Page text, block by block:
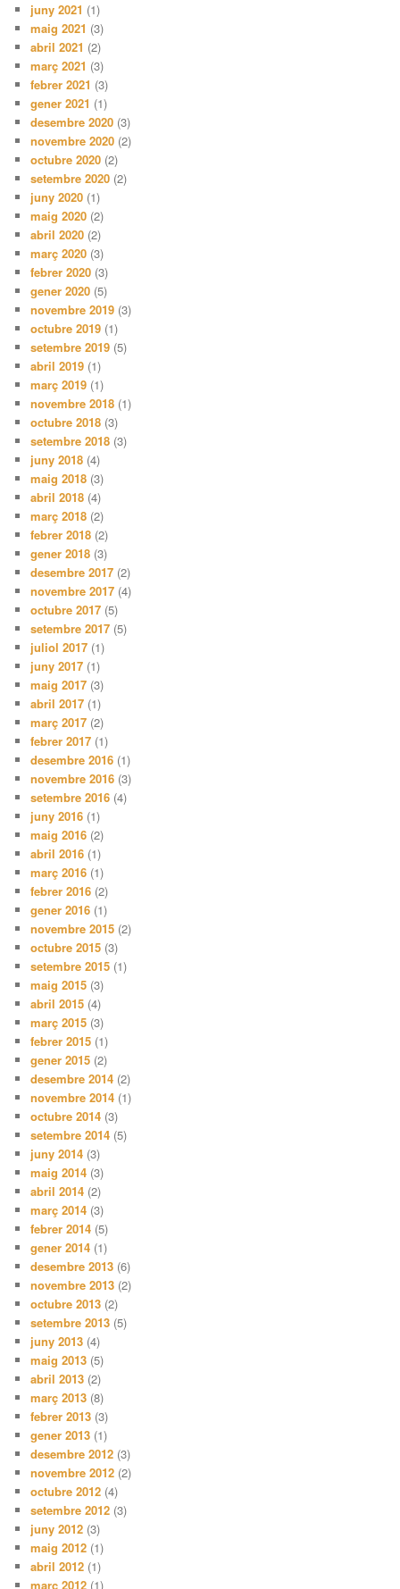
juny 2021 (1)
maig 2021 (3)
abril 2021 (2)
març 2021 (3)
febrer 2021 (3)
gener 2021 (1)
desembre 2020 (3)
novembre 2020 (2)
octubre 2020 (2)
setembre 2020 (2)
juny 2020 (1)
maig 2020 (2)
abril 2020 (2)
març 2020 (3)
febrer 2020 (3)
gener 2020 (5)
novembre 2019 (3)
octubre 2019 (1)
setembre 2019 (5)
abril 2019 (1)
març 2019 (1)
novembre 2018 (1)
octubre 2018 (3)
setembre 2018 (3)
juny 2018 (4)
maig 2018 (3)
abril 2018 (4)
març 2018 (2)
febrer 2018 (2)
gener 2018 (3)
desembre 2017 (2)
novembre 2017 (4)
octubre 2017 (5)
setembre 2017 (5)
juliol 2017 (1)
juny 2017 (1)
maig 2017 (3)
abril 2017 (1)
març 2017 (2)
febrer 2017 (1)
desembre 2016 (1)
novembre 2016 (3)
setembre 2016 (4)
juny 2016 (1)
maig 2016 (2)
abril 2016 (1)
març 2016 (1)
febrer 2016 (2)
gener 2016 (1)
novembre 2015 (2)
octubre 2015 (3)
setembre 2015 (1)
maig 2015 (3)
abril 2015 (4)
març 2015 (3)
febrer 2015 (1)
gener 2015 (2)
desembre 2014 (2)
novembre 2014 (1)
octubre 2014 (3)
setembre 2014 (5)
juny 2014 (3)
maig 2014 (3)
abril 2014 (2)
març 2014 (3)
febrer 2014 (5)
gener 2014 (1)
desembre 2013 (6)
novembre 2013 (2)
octubre 2013 (2)
setembre 2013 (5)
juny 2013 (4)
maig 2013 (5)
abril 2013 (2)
març 2013 (8)
febrer 2013 (3)
gener 2013 (1)
desembre 2012 (3)
novembre 2012 (2)
octubre 2012 (4)
setembre 2012 (3)
juny 2012 (3)
maig 2012 (1)
abril 2012 (1)
març 2012 (1)